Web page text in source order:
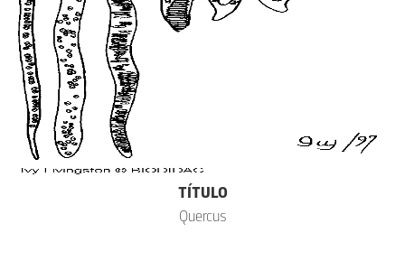
TÍTULO
Quercus